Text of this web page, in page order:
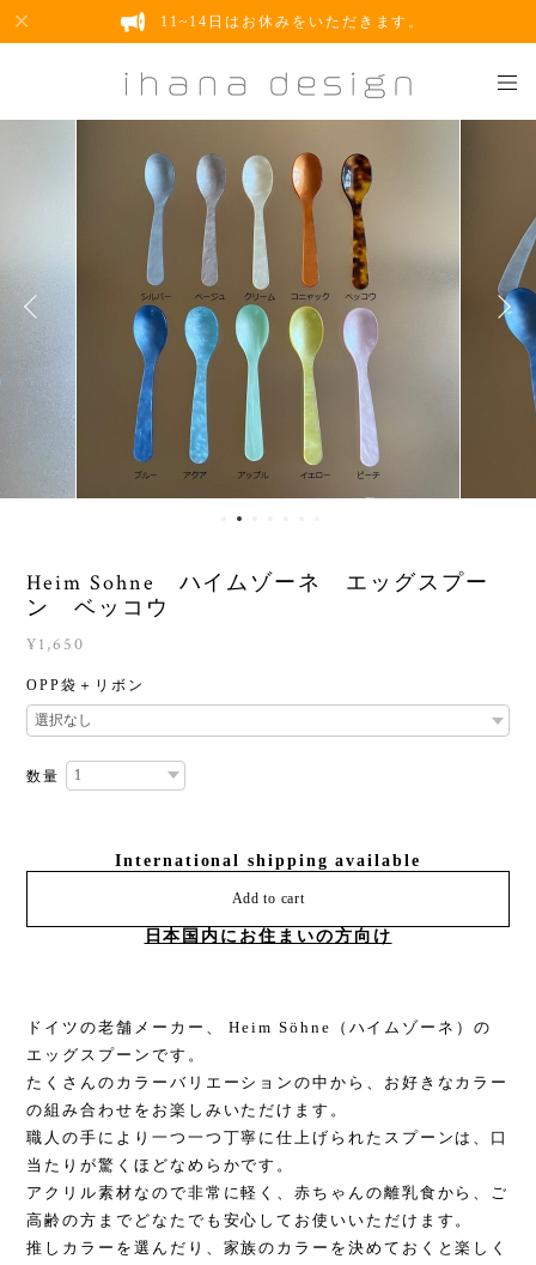
11~14日はお休みをいただきます。
Heim Sohne ハイムゾーネ エッグスプー
ン ベッコウ
¥1,650
OPP袋＋リボン
数量
International shipping available
Add to cart
日本国内にお住まいの方向け
ドイツの老舗メーカー、 Heim Söhne（ハイムゾーネ）の
エッグスプーンです。
たくさんのカラーバリエーションの中から、お好きなカラー
の組み合わせをお楽しみいただけます。
職人の手により一つ一つ丁寧に仕上げられたスプーンは、口
当たりが驚くほどなめらかです。
アクリル素材なので非常に軽く、赤ちゃんの離乳食から、ご
高齢の方までどなたでも安心してお使いいただけます。
推しカラーを選んだり、家族のカラーを決めておくと楽しく